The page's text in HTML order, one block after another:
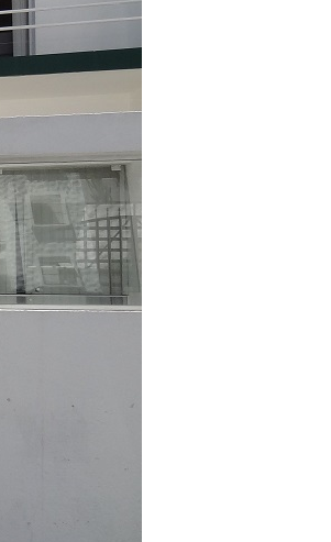
das
do Irã
Brasil recebeu em sua
da República Islâmica